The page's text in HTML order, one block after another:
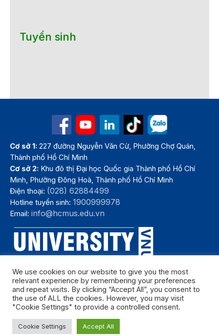
Tuyển sinh
Cơ sở 1: 227 đường Nguyễn Văn Cừ, Phường Chợ Quán,
Thành phố Hồ Chí Minh
Cơ sở 2: Khu đô thị Đại học Quốc gia Thành phố Hồ Chí
Minh, Phường Đông Hoà, Thành phố Hồ Chí Minh
Điện thoại: (028) 62884499
Hotline tuyển sinh:1900999978
Email:info@hcmus.edu.vn
Bản quyền thuộc Trường Đại học Khoa học tự nhiên, Đại học Quốc
gia Thành phố Hồ Chí Minh. Năm 2024
We use cookies on our website to give you the most
relevant experience by remembering your preferences
and repeat visits. By clicking “Accept All”, you consent to
the use of ALL the cookies. However, you may visit
"Cookie Settings" to provide a controlled consent.
Cookie Settings Accept All